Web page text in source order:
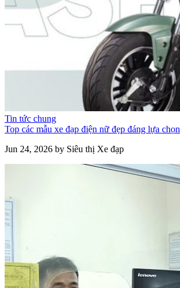
Tin tức chung
Top các mẫu xe đạp điện nữ đẹp đáng lựa chọn
Jun 24, 2026 by Siêu thị Xe đạp